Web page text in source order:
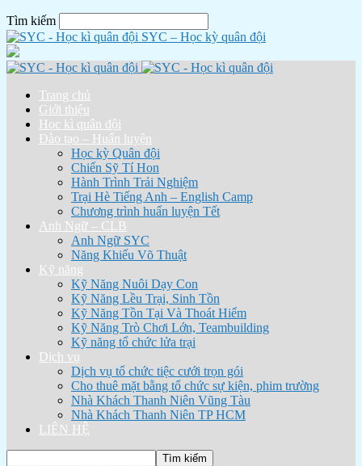
Tìm kiếm
SYC – Học kỳ quân đội
Trang chủ
Giới thiệu
Học kì quân đội
Đào tạo – Huấn luyện
Học kỳ Quân đội
Chiến Sỹ Tí Hon
Hành Trình Trải Nghiệm
Trại Hè Tiếng Anh – English Camp
Chương trình huấn luyện Tết
Anh Ngữ – CLB
Anh Ngữ SYC
Năng Khiếu Võ Thuật
Kỹ năng
Kỹ Năng Nuôi Dạy Con
Kỹ Năng Lều Trại, Sinh Tồn
Kỹ Năng Tồn Tại Và Thoát Hiểm
Kỹ Năng Trò Chơi Lớn, Teambuilding
Kỹ năng tổ chức lửa trại
Dịch vụ
Dịch vụ tổ chức tiệc cưới trọn gói
Cho thuê mặt bằng tổ chức sự kiện, phim trường
Nhà Khách Thanh Niên Vũng Tàu
Nhà Khách Thanh Niên TP HCM
LIÊN HỆ